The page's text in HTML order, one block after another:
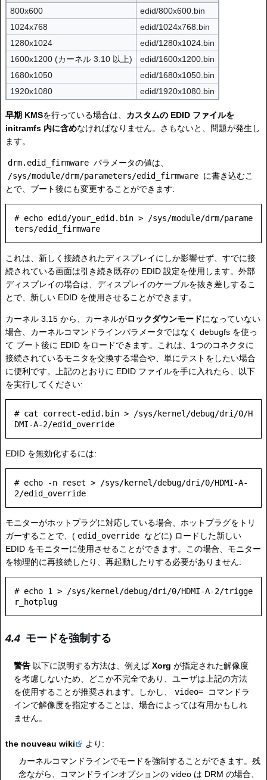
800x600
edid/800x600.bin
1024x768
edid/1024x768.bin
1280x1024
edid/1280x1024.bin
1600x1200 (カーネル 3.10 以上)
edid/1600x1200.bin
1680x1050
edid/1680x1050.bin
1920x1080
edid/1920x1080.bin
早期 KMSを行っている場合は、 カスタムの EDID ファイルを
initramfs 内に含めなければなりません。さもないと、問題が発生し
ます。
drm.edid_firmware パラメータの値は、
/sys/module/drm/parameters/edid_firmware に書き込むこ
とで、ブート後にも変更することができます:
# echo edid/your_edid.bin > /sys/module/drm/parame
これは、新しく接続されたディスプレイにしか影響せず、すでに接
続されている画面は引き続き既存の EDID 設定を使用します。外部
ディスプレイの場合は、ディスプレイのケーブルを抜き差しするこ
とで、新しい EDID を使用させることができます。
カーネル 3.15 から、カーネルがロックダウンモードになっていない
場合、カーネルコマンドラインパラメータではなく debugfs を使っ
て ブート後に EDID をロードできます。これは、1つのコネクタに
接続されているモニタを交換する場合や、単にテストをしたい場合
に便利です。上記のとおりに EDID ファイルを手に入れたら、以下
を実行してください:
# cat correct-edid.bin > /sys/kernel/debug/dri/0/H
EDID を無効化するには:
# echo -n reset > /sys/kernel/debug/dri/0/HDMI-A-
モニターがホットプラグに対応している場合、ホットプラグをトリ
ガーすることで、( edid_override などに) ロードした新しい
EDID をモニターに使用させることができます。この場合、モニター
を物理的に再接続したり、再起動したりする必要がありません:
# echo 1 > /sys/kernel/debug/dri/0/HDMI-A-2/trigge
モードを強制する
警告 以下に説明する方法は、例えばXorg が指定された解像度
を考慮しないため、どこか不完全であり、ユーザは上記の方法
を使用することが推奨されます。しかし、
video=
コマンドラ
インで解像度を指定することは、場合によっては有用かもしれ
ません。
the nouveau wiki
より:
カーネルコマンドラインでモードを強制することができます。残
念ながら、コマンドラインオプションの video は DRM の場合、